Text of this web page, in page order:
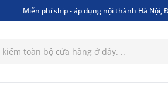
Miễn phí ship - áp dụng nội thành Hà Nội,